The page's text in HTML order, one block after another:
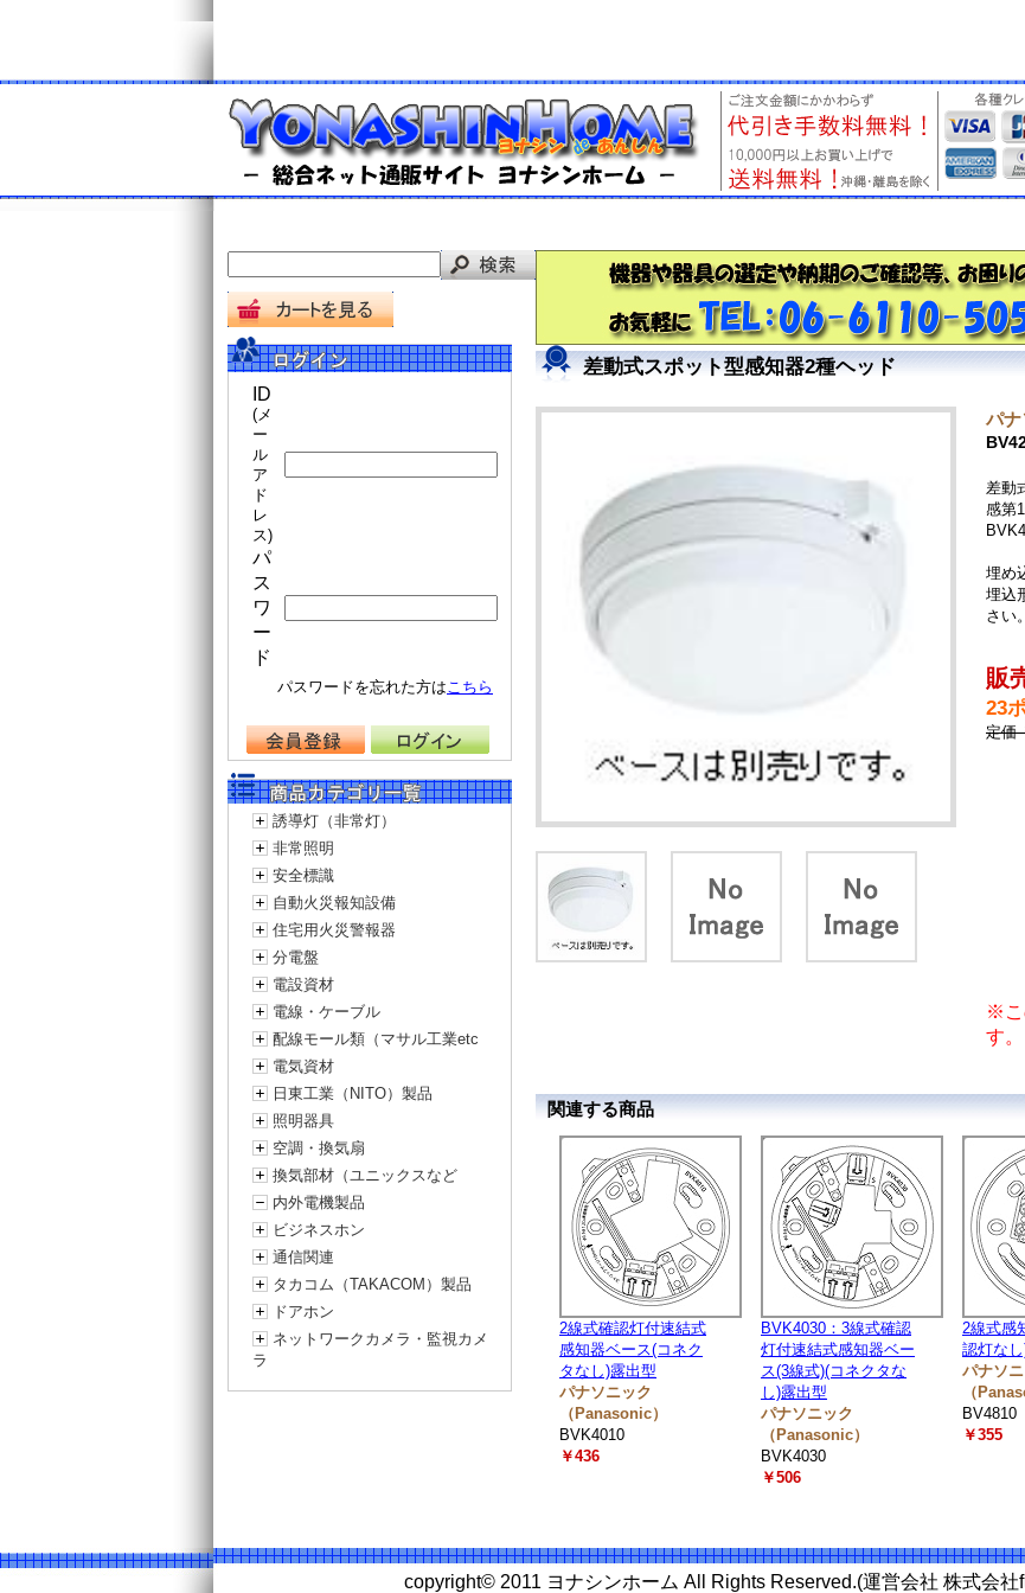
ID
(メ
ー
ル
ア
ド
レ
ス)
パ
ス
ワ
ー
ド
パスワードを忘れた方はこちら
誘導灯（非常灯）
非常照明
安全標識
自動火災報知設備
住宅用火災警報器
分電盤
電設資材
電線・ケーブル
配線モール類（マサル工業etc
電気資材
日東工業（NITO）製品
照明器具
空調・換気扇
換気部材（ユニックスなど
内外電機製品
ビジネスホン
通信関連
タカコム（TAKACOM）製品
ドアホン
ネットワークカメラ・監視カメ
ラ
差動式スポット型感知器2種ヘッド
パナ
差動
感第
埋め
埋込
さい。
販
23
定価
※こ
す。
関連する商品
2線式確認灯付速結式
感知器ベース(コネク
タなし)露出型
パナソニック
（Panasonic）
BVK4010
￥436
BVK4030：3線式確認
灯付速結式感知器ベー
ス(3線式)(コネクタな
し)露出型
パナソニック
（Panasonic）
BVK4030
￥506
2線式感
認灯な
パナソ
（
BV4810
￥355
copyright© 2011 ヨナシンホーム All Rights Reserved.(運営会社 株式会